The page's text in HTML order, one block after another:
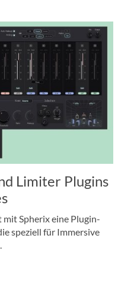
Limiter Plugins
Spherix eine Plugin-
speziell für Immersive